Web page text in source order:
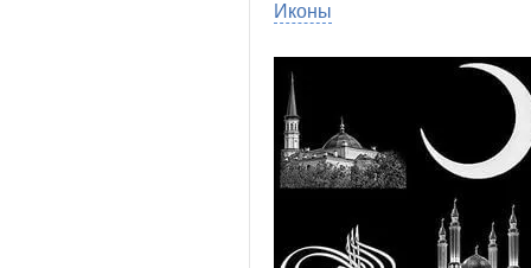
Иконы